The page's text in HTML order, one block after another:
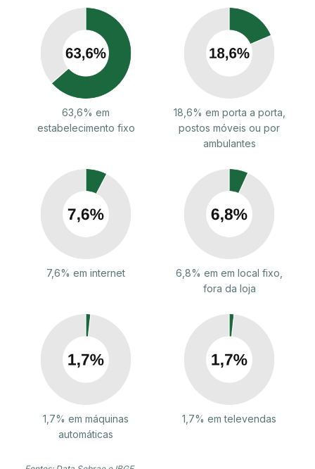
63,6% em
estabelecimento fixo
18,6% em porta a porta,
postos móveis ou por
ambulantes
7,6% em internet
6,8% em em local fixo,
fora da loja
1,7% em máquinas
automáticas
1,7% em televendas